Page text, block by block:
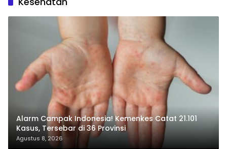
Alarm Campak Indonesia! Kemenkes Catat 21.101
Kasus, Tersebar di 36 Provinsi
Agustus 8, 2026